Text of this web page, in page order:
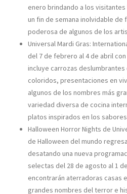
enero brindando a los
un fin de semana inolvidable de
poderosa de algunos de los
Universal Mardi Gras:
del 7 de febrero al 4 de abril
incluye carrozas
coloridos, presentaciones en
algunos de los nombres más
variedad diversa de cocina
platos inspirados en los
Halloween Horror Nights de
de Halloween del mundo
desatando una nueva
selectas del 28 de agosto al 1
encontrarán aterradoras casas
grandes nombres del terror e